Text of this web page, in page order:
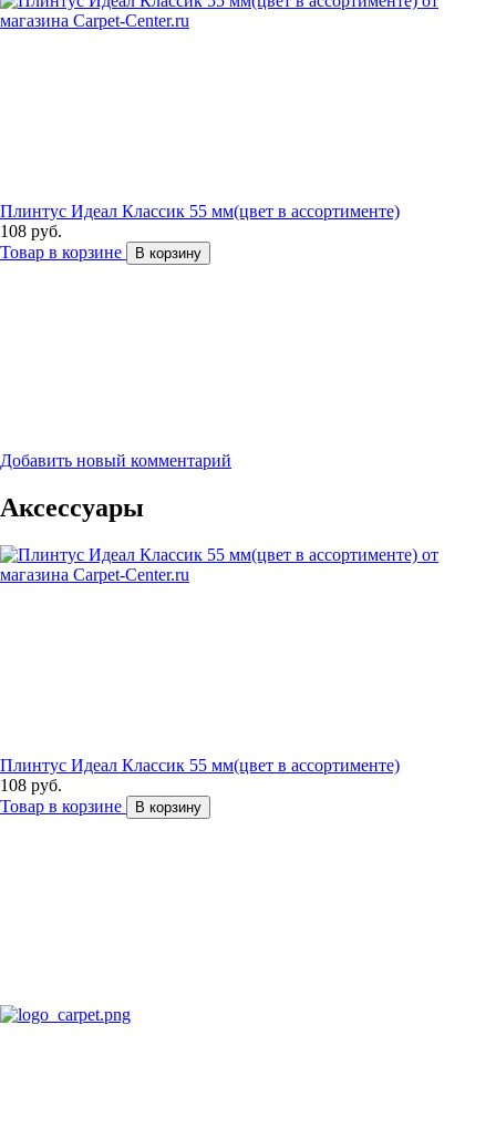
Плинтус Идеал Классик 55 мм(цвет в ассортименте)
108 руб.
Товар в корзине
В корзину
Добавить новый комментарий
Аксессуары
Плинтус Идеал Классик 55 мм(цвет в ассортименте)
108 руб.
Товар в корзине
В корзину